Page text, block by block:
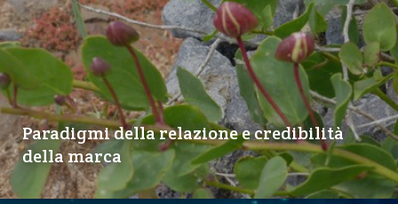
Paradigmi della relazione e credibilità
della marca